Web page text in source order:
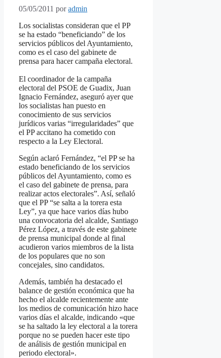
05/05/2011 poradmin
Los socialistas consideran que el PP
se ha estado “beneficiando” de los
servicios públicos del Ayuntamiento,
como es el caso del gabinete de
prensa para hacer campaña electoral.
El coordinador de la campaña
electoral del PSOE de Guadix, Juan
Ignacio Fernández, aseguró ayer que
los socialistas han puesto en
conocimiento de sus servicios
jurídicos varias “irregularidades” que
el PP accitano ha cometido con
respecto a la Ley Electoral.
Según aclaró Fernández, “el PP se ha
estado beneficiando de los servicios
públicos del Ayuntamiento, como es
el caso del gabinete de prensa, para
realizar actos electorales”. Así, señaló
que el PP “se salta a la torera esta
Ley”, ya que hace varios días hubo
una convocatoria del alcalde, Santiago
Pérez López, a través de este gabinete
de prensa municipal donde al final
acudieron varios miembros de la lista
de los populares que no son
concejales, sino candidatos.
Además, también ha destacado el
balance de gestión económica que ha
hecho el alcalde recientemente ante
los medios de comunicación hizo hace
varios días el alcalde, indicando «que
se ha saltado la ley electoral a la torera
porque no se pueden hacer este tipo
de análisis de gestión municipal en
periodo electoral».